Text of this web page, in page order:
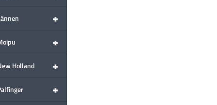
+
+
+
Holland
+